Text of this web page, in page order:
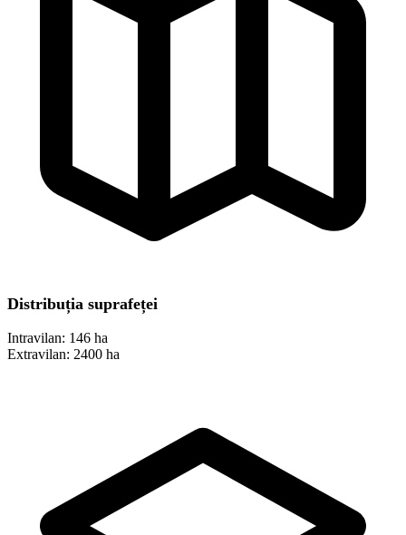
Distribuția suprafeței
Intravilan: 146 ha
Extravilan: 2400 ha